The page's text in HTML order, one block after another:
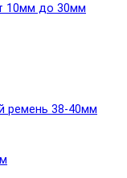
10мм до 30мм
ремень 38-40мм